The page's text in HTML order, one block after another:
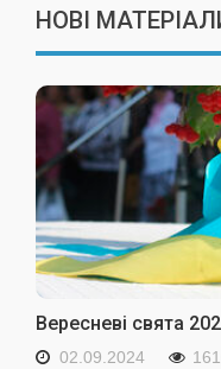
НОВІ
Вересневі свята
02.09.2024